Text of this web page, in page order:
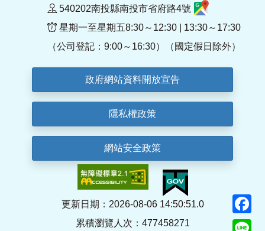
540202南投縣南投市省府路4號
星期一至星期五8:30～12:30 | 13:30～17:30
（公司登記：9:00～16:30）（國定假日除外）
政府網站資料開放宣告
隱私權政策
網站安全政策
更新日期：2026-08-06 14:50:51.0
累積瀏覽人次：477458271